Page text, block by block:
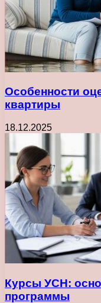
Особенности
квартиры
18.12.2025
Курсы УСН:
программы